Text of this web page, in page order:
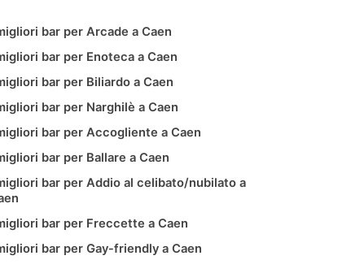
bar per Arcade a Caen
bar per Enoteca a Caen
bar per Biliardo a Caen
bar per Narghilè a Caen
bar per Accogliente a Caen
bar per Ballare a Caen
bar per Addio al celibato/nubilato a
bar per Freccette a Caen
bar per Gay-friendly a Caen